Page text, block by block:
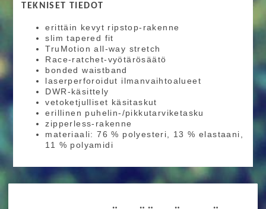
TEKNISET TIEDOT
erittäin kevyt ripstop-rakenne
slim tapered fit
TruMotion all-way stretch
Race-ratchet-vyötärösäätö
bonded waistband
laserperforoidut ilmanvaihtoalueet
DWR-käsittely
vetoketjulliset käsitaskut
erillinen puhelin-/pikkutarviketasku
zipperless-rakenne
materiaali: 76 % polyesteri, 13 % elastaani,
11 % polyamidi